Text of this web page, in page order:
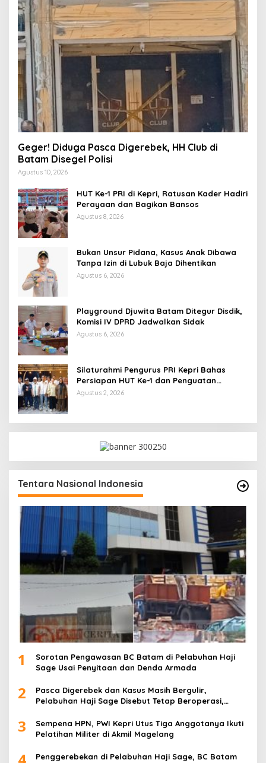
Geger! Diduga Pasca Digerebek, HH Club di
Batam Disegel Polisi
Agustus 10, 2026
HUT Ke-1 PRI di Kepri, Ratusan Kader Hadiri
Perayaan dan Bagikan Bansos
Agustus 8, 2026
Bukan Unsur Pidana, Kasus Anak Dibawa
Tanpa Izin di Lubuk Baja Dihentikan
Agustus 6, 2026
Playground Djuwita Batam Ditegur Disdik,
Komisi IV DPRD Jadwalkan Sidak
Agustus 6, 2026
Silaturahmi Pengurus PRI Kepri Bahas
Persiapan HUT Ke-1 dan Penguatan
Konsolidasi Partai
Agustus 2, 2026
Tentara Nasional Indonesia
1
Sorotan Pengawasan BC Batam di Pelabuhan Haji
Sage Usai Penyitaan dan Denda Armada
2
Pasca Digerebek dan Kasus Masih Bergulir,
Pelabuhan Haji Sage Disebut Tetap Beroperasi,
3
Sempena HPN, PWI Kepri Utus Tiga Anggotanya Ikuti
Pelatihan Militer di Akmil Magelang
Penggerebekan di Pelabuhan Haji Sage, BC Batam